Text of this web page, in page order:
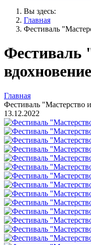
Вы здесь:
Главная
Фестиваль
Фестиваль
Главная
Фестиваль "Мастерство
13.12.2022